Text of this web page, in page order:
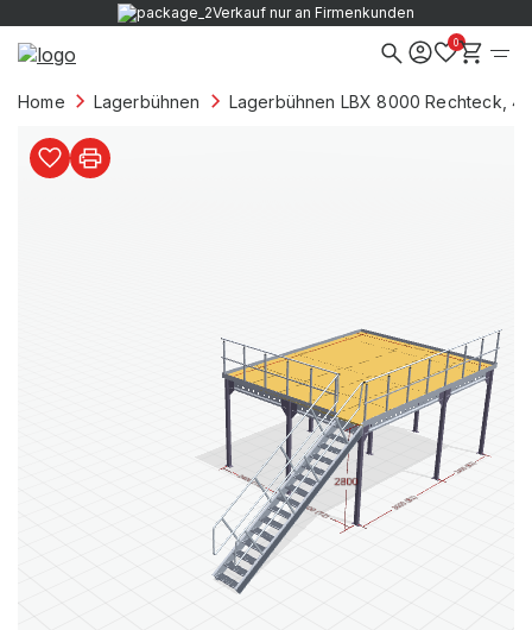
Verkauf nur an Firmenkunden
0
Home Lagerbühnen Lagerbühnen LBX 8000 Rechteck, 4